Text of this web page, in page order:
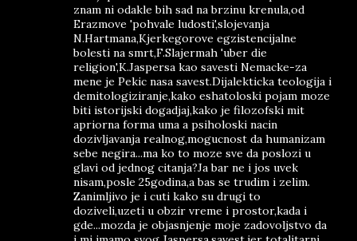
znam ni odakle bih sad na brzinu krenula,od
Erazmove 'pohvale ludosti',slojevanja
N.Hartmana,Kjerkegorove egzistencijalne
bolesti na smrt,F.Slajermah 'uber die
religion',K.Jaspersa kao savesti Nemacke-za
mene je Pekic nasa savest.Dijalekticka teologija i
demitologiziranje,kako eshatoloski pojam moze
biti istorijski dogadjaj,kako je filozofski mit
apriorna forma uma a psiholoski nacin
dozivljavanja realnog,mogucnost da humanizam
sebe negira...ma ko to moze sve da poslozi u
glavi od jednog citanja?Ja bar ne i jos uvek
nisam,posle 25godina,a bas se trudim i zelim.
Zanimljivo je i cuti kako su drugi to
doziveli,uzeti u obzir vreme i prostor,kada i
gde...mozda je objasnjenje moje zadovoljstvo da